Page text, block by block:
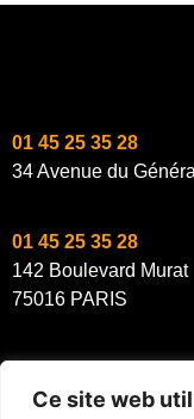
Ce site web
01 45 25 35 28
34 Avenue du
01 45 25 35 28
142 Boulevard Murat
75016 PARIS